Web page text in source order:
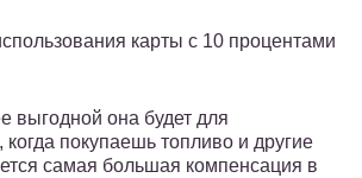
карты с 10 процентами
выгодной она будет для
покупаешь топливо и другие
самая большая компенсация в